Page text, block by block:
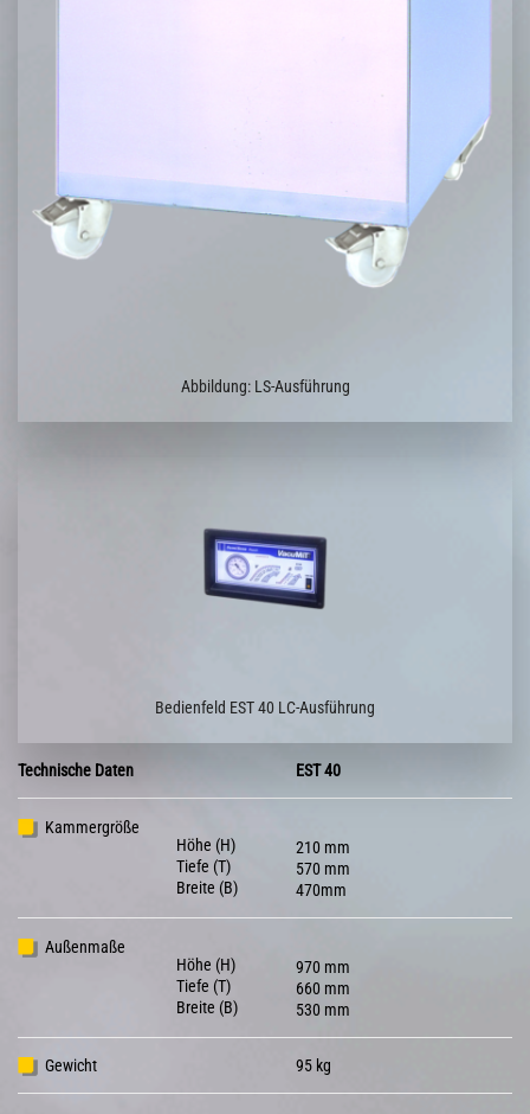
Abbildung: LS-Ausführung
Bedienfeld EST 40 LC-Ausführung
Technische Daten EST 40
Kammergröße
Höhe (H)
Tiefe (T)
Breite (B)
210 mm
570 mm
470mm
Außenmaße
Höhe (H)
Tiefe (T)
Breite (B)
970 mm
660 mm
530 mm
Gewicht 95 kg